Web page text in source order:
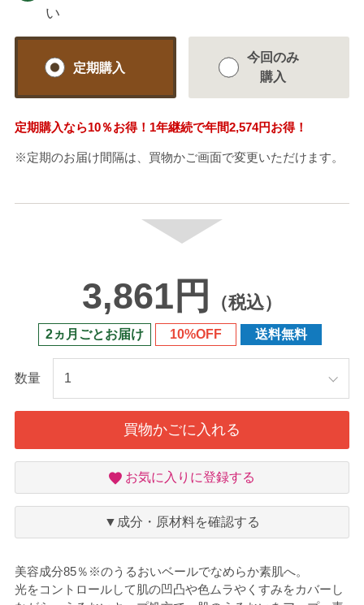
い
定期購入
今回のみ
購入
定期購入なら10％お得！1年継続で年間2,574円お得！
※定期のお届け間隔は、買物かご画面で変更いただけます。
3,861円 （税込）
2ヵ月ごとお届け 10%OFF 送料無料
数量
買物かごに入れる
お
入
り
お気に入りに登録する
▼成分・原材料を確認する
美容成分85％※のうるおいベールでなめらか素肌へ。
光をコントロールして肌の凹凸や色ムラやくすみをカバーし